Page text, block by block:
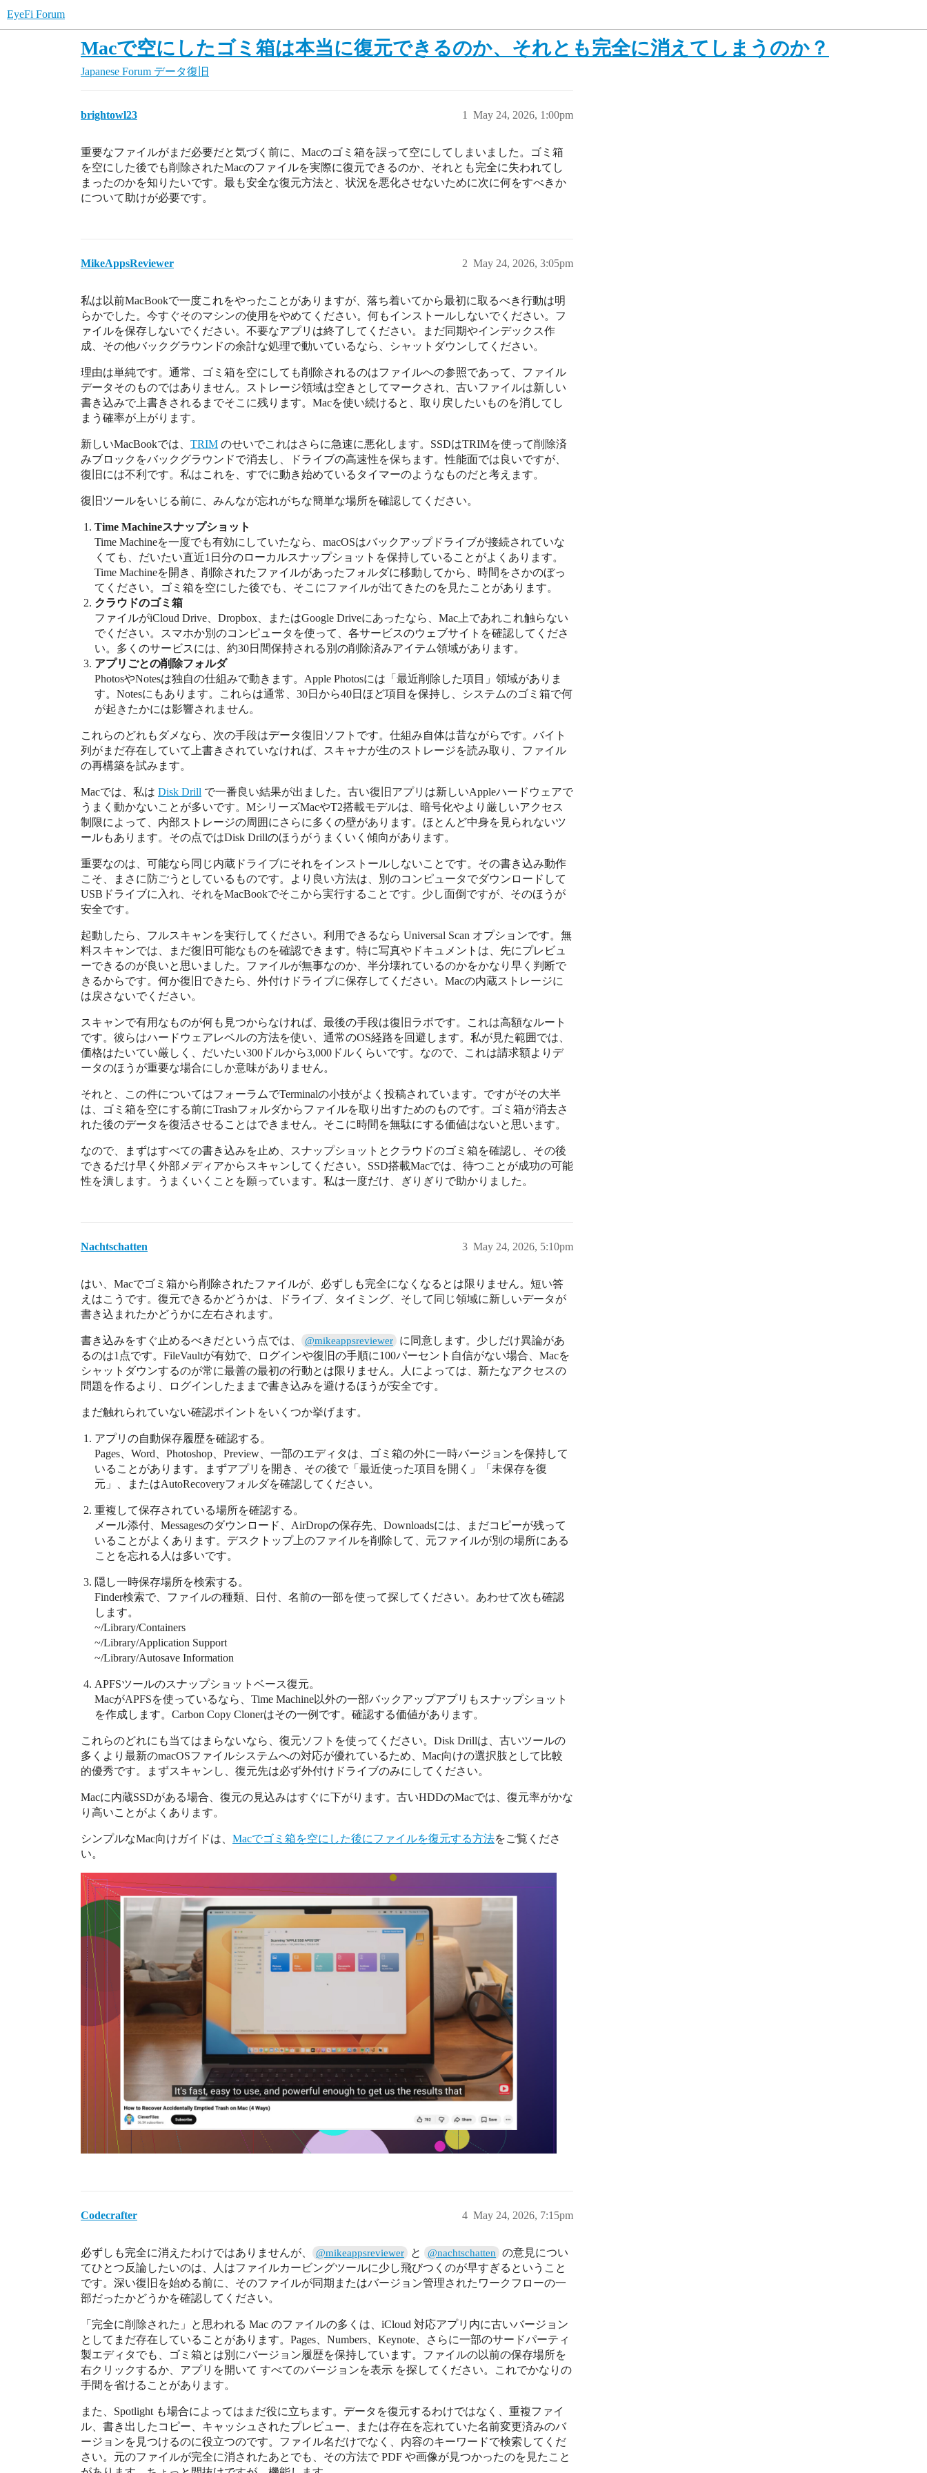
EyeFi Forum
Macで空にしたゴミ箱は本当に復元できるのか、それとも完全に消えてしまうのか？
Japanese Forum データ復旧
brightowl23 May 24, 2026, 1:00pm
1
重要なファイルがまだ必要だと気づく前に、Macのゴミ箱を誤って空にしてしまいました。ゴミ箱
を空にした後でも削除されたMacのファイルを実際に復元できるのか、それとも完全に失われてし
まったのかを知りたいです。最も安全な復元方法と、状況を悪化させないために次に何をすべきか
について助けが必要です。
MikeAppsReviewer May 24, 2026, 3:05pm
2
私は以前MacBookで一度これをやったことがありますが、落ち着いてから最初に取るべき行動は明
らかでした。今すぐそのマシンの使用をやめてください。何もインストールしないでください。フ
ァイルを保存しないでください。不要なアプリは終了してください。まだ同期やインデックス作
成、その他バックグラウンドの余計な処理で動いているなら、シャットダウンしてください。
理由は単純です。通常、ゴミ箱を空にしても削除されるのはファイルへの参照であって、ファイル
データそのものではありません。ストレージ領域は空きとしてマークされ、古いファイルは新しい
書き込みで上書きされるまでそこに残ります。Macを使い続けると、取り戻したいものを消してし
まう確率が上がります。
新しいMacBookでは、 TRIM のせいでこれはさらに急速に悪化します。SSDはTRIMを使って削除済
みブロックをバックグラウンドで消去し、ドライブの高速性を保ちます。性能面では良いですが、
復旧には不利です。私はこれを、すでに動き始めているタイマーのようなものだと考えます。
復旧ツールをいじる前に、みんなが忘れがちな簡単な場所を確認してください。
Time Machineスナップショット
Time Machineを一度でも有効にしていたなら、macOSはバックアップドライブが接続されていな
くても、だいたい直近1日分のローカルスナップショットを保持していることがよくあります。
Time Machineを開き、削除されたファイルがあったフォルダに移動してから、時間をさかのぼっ
てください。ゴミ箱を空にした後でも、そこにファイルが出てきたのを見たことがあります。
クラウドのゴミ箱
ファイルがiCloud Drive、Dropbox、またはGoogle Driveにあったなら、Mac上であれこれ触らない
でください。スマホか別のコンピュータを使って、各サービスのウェブサイトを確認してくださ
い。多くのサービスには、約30日間保持される別の削除済みアイテム領域があります。
アプリごとの削除フォルダ
PhotosやNotesは独自の仕組みで動きます。Apple Photosには「最近削除した項目」領域がありま
す。Notesにもあります。これらは通常、30日から40日ほど項目を保持し、システムのゴミ箱で何
が起きたかには影響されません。
これらのどれもダメなら、次の手段はデータ復旧ソフトです。仕組み自体は昔ながらです。バイト
列がまだ存在していて上書きされていなければ、スキャナが生のストレージを読み取り、ファイル
の再構築を試みます。
Macでは、私は Disk Drill で一番良い結果が出ました。古い復旧アプリは新しいAppleハードウェアで
うまく動かないことが多いです。MシリーズMacやT2搭載モデルは、暗号化やより厳しいアクセス
制限によって、内部ストレージの周囲にさらに多くの壁があります。ほとんど中身を見られないツ
ールもあります。その点ではDisk Drillのほうがうまくいく傾向があります。
重要なのは、可能なら同じ内蔵ドライブにそれをインストールしないことです。その書き込み動作
こそ、まさに防ごうとしているものです。より良い方法は、別のコンピュータでダウンロードして
USBドライブに入れ、それをMacBookでそこから実行することです。少し面倒ですが、そのほうが
安全です。
起動したら、フルスキャンを実行してください。利用できるなら Universal Scan オプションです。無
料スキャンでは、まだ復旧可能なものを確認できます。特に写真やドキュメントは、先にプレビュ
ーできるのが良いと思いました。ファイルが無事なのか、半分壊れているのかをかなり早く判断で
きるからです。何か復旧できたら、外付けドライブに保存してください。Macの内蔵ストレージに
は戻さないでください。
スキャンで有用なものが何も見つからなければ、最後の手段は復旧ラボです。これは高額なルート
です。彼らはハードウェアレベルの方法を使い、通常のOS経路を回避します。私が見た範囲では、
価格はたいてい厳しく、だいたい300ドルから3,000ドルくらいです。なので、これは請求額よりデ
ータのほうが重要な場合にしか意味がありません。
それと、この件についてはフォーラムでTerminalの小技がよく投稿されています。ですがその大半
は、ゴミ箱を空にする前にTrashフォルダからファイルを取り出すためのものです。ゴミ箱が消去さ
れた後のデータを復活させることはできません。そこに時間を無駄にする価値はないと思います。
なので、まずはすべての書き込みを止め、スナップショットとクラウドのゴミ箱を確認し、その後
できるだけ早く外部メディアからスキャンしてください。SSD搭載Macでは、待つことが成功の可能
性を潰します。うまくいくことを願っています。私は一度だけ、ぎりぎりで助かりました。
Nachtschatten May 24, 2026, 5:10pm
3
はい、Macでゴミ箱から削除されたファイルが、必ずしも完全になくなるとは限りません。短い答
えはこうです。復元できるかどうかは、ドライブ、タイミング、そして同じ領域に新しいデータが
書き込まれたかどうかに左右されます。
書き込みをすぐ止めるべきだという点では、 @mikeappsreviewer
に同意します。少しだけ異論があ
るのは1点です。FileVaultが有効で、ログインや復旧の手順に100パーセント自信がない場合、Macを
シャットダウンするのが常に最善の最初の行動とは限りません。人によっては、新たなアクセスの
問題を作るより、ログインしたままで書き込みを避けるほうが安全です。
まだ触れられていない確認ポイントをいくつか挙げます。
アプリの自動保存履歴を確認する。
Pages、Word、Photoshop、Preview、一部のエディタは、ゴミ箱の外に一時バージョンを保持して
いることがあります。まずアプリを開き、その後で「最近使った項目を開く」「未保存を復
元」、またはAutoRecoveryフォルダを確認してください。
重複して保存されている場所を確認する。
メール添付、Messagesのダウンロード、AirDropの保存先、Downloadsには、まだコピーが残って
いることがよくあります。デスクトップ上のファイルを削除して、元ファイルが別の場所にある
ことを忘れる人は多いです。
隠し一時保存場所を検索する。
Finder検索で、ファイルの種類、日付、名前の一部を使って探してください。あわせて次も確認
します。
~/Library/Containers
~/Library/Application Support
~/Library/Autosave Information
APFSツールのスナップショットベース復元。
MacがAPFSを使っているなら、Time Machine以外の一部バックアップアプリもスナップショット
を作成します。Carbon Copy Clonerはその一例です。確認する価値があります。
これらのどれにも当てはまらないなら、復元ソフトを使ってください。Disk Drillは、古いツールの
多くより最新のmacOSファイルシステムへの対応が優れているため、Mac向けの選択肢として比較
的優秀です。まずスキャンし、復元先は必ず外付けドライブのみにしてください。
Macに内蔵SSDがある場合、復元の見込みはすぐに下がります。古いHDDのMacでは、復元率がかな
り高いことがよくあります。
シンプルなMac向けガイドは、 Macでゴミ箱を空にした後にファイルを復元する方法をご覧くださ
い。
Codecrafter May 24, 2026, 7:15pm
4
必ずしも完全に消えたわけではありませんが、 @mikeappsreviewer と @nachtschatten
の意見につい
てひとつ反論したいのは、人はファイルカービングツールに少し飛びつくのが早すぎるということ
です。深い復旧を始める前に、そのファイルが同期またはバージョン管理されたワークフローの一
部だったかどうかを確認してください。
「完全に削除された」と思われる Mac のファイルの多くは、iCloud 対応アプリ内に古いバージョン
としてまだ存在していることがあります。Pages、Numbers、Keynote、さらに一部のサードパーティ
製エディタでも、ゴミ箱とは別にバージョン履歴を保持しています。ファイルの以前の保存場所を
右クリックするか、アプリを開いて すべてのバージョンを表示 を探してください。これでかなりの
手間を省けることがあります。
また、Spotlight も場合によってはまだ役に立ちます。データを復元するわけではなく、重複ファイ
ル、書き出したコピー、キャッシュされたプレビュー、または存在を忘れていた名前変更済みのバ
ージョンを見つけるのに役立つのです。ファイル名だけでなく、内容のキーワードで検索してくだ
さい。元のファイルが完全に消されたあとでも、その方法で PDF や画像が見つかったのを見たこと